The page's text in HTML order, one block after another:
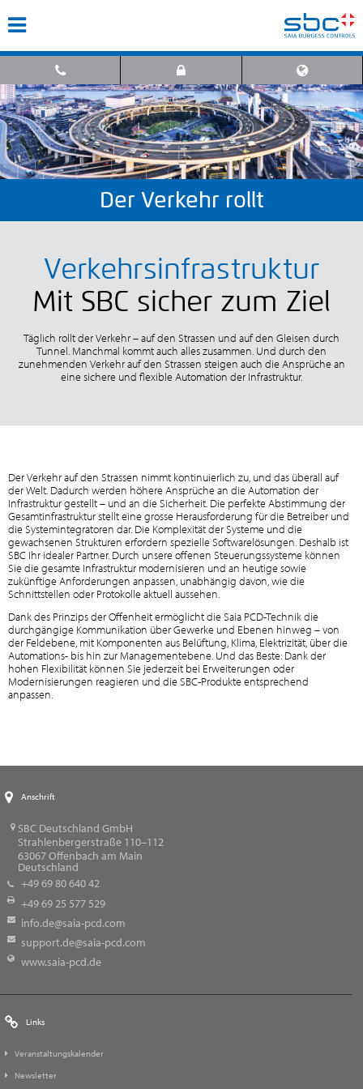
Der Verkehr rollt
Verkehrsinfrastruktur
Mit SBC sicher zum Ziel
Täglich rollt der Verkehr – auf den Strassen und auf den Gleisen durch
Tunnel. Manchmal kommt auch alles zusammen. Und durch den
zunehmenden Verkehr auf den Strassen steigen auch die Ansprüche an
eine sichere und flexible Automation der Infrastruktur.
Der Verkehr auf den Strassen nimmt kontinuierlich zu, und das überall auf
der Welt. Dadurch werden höhere Ansprüche an die Automation der
Infrastruktur gestellt – und an die Sicherheit. Die perfekte Abstimmung der
Gesamtinfrastruktur stellt eine grosse Herausforderung für die Betreiber und
die Systemintegratoren dar. Die Komplexität der Systeme und die
gewachsenen Strukturen erfordern spezielle Softwarelösungen. Deshalb ist
SBC Ihr idealer Partner. Durch unsere offenen Steuerungssysteme können
Sie die gesamte Infrastruktur modernisieren und an heutige sowie
zukünftige Anforderungen anpassen, unabhängig davon, wie die
Schnittstellen oder Protokolle aktuell aussehen.
Dank des Prinzips der Offenheit ermöglicht die Saia PCD-Technik die
durchgängige Kommunikation über Gewerke und Ebenen hinweg – von
der Feldebene, mit Komponenten aus Belüftung, Klima, Elektrizität, über die
Automations- bis hin zur Managementebene. Und das Beste: Dank der
hohen Flexibilität können Sie jederzeit bei Erweiterungen oder
Modernisierungen reagieren und die SBC-Produkte entsprechend
anpassen.
Anschrift
SBC Deutschland GmbH
Strahlenbergerstraße 110–112
63067Offenbach am Main
Deutschland
+49 69 80 640 42
+49 69 25 577 529
info.de@saia-pcd.com
support.de@saia-pcd.com
www.saia-pcd.de
Links
Veranstaltungskalender
Newsletter